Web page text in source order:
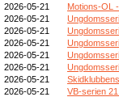
2026-05-21
Motions-OL
2026-05-21
2026-05-21
2026-05-21
2026-05-21
2026-05-21
2026-05-21
2026-05-21
VB-serien